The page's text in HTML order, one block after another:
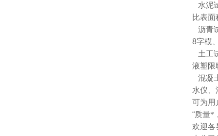
水泥
比表
沥青
8字模
土工
液塑限
混凝
水仪、
可为用
“质量*
欢迎各